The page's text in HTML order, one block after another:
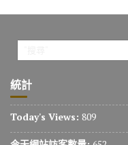
統計
Today's Views: 809